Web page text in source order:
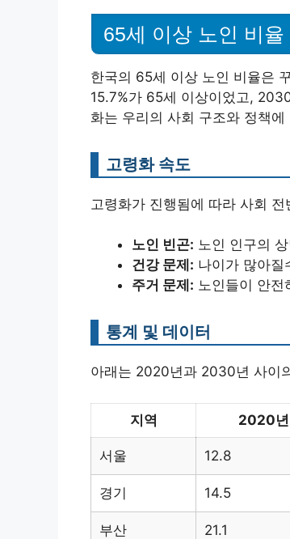
65세 이상 노인 비율
한국의 65세 이상 노인 비율은
15.7%가 65세 이상이었고,
화는 우리의 사회 구조와 정책
고령화 속도
고령화가 진행됨에 따라 사회
노인 빈곤: 노인 인구의
건강 문제: 나이가 많아질
주거 문제: 노인들이 안전
통계 및 데이터
아래는 2020년과 2030년 사이
지역 2020년
서울 12.8
경기 14.5
부산 21.1